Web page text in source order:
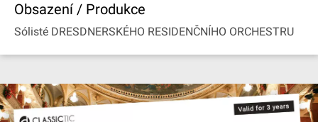
Obsazení / Produkce
Sólisté DRESDNERSKÉHO RESIDENČNÍHO ORCHESTRU